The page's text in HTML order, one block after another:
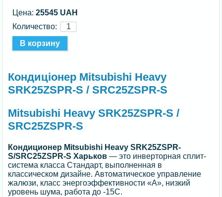
Цена:25545 UAH
Количество:
Кондиціонер Mitsubishi Heavy
SRK25ZSPR-S / SRC25ZSPR-S
Mitsubishi Heavy SRK25ZSPR-S /
SRC25ZSPR-S
Кондиционер Mitsubishi Heavy SRK25ZSPR-
S/SRC25ZSPR-S Харьков — это инверторная сплит-
система класса Стандарт, выполненная в
классическом дизайне. Автоматическое управление
жалюзи, класс энергоэффективности «А», низкий
уровень шума, работа до -15С.